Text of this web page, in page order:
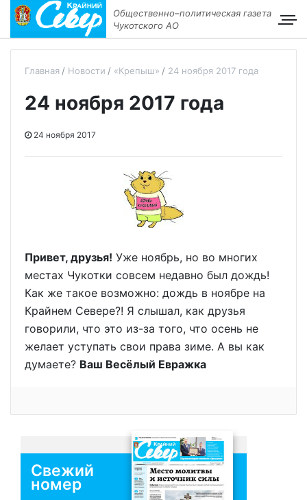
Общественно–политическая газета
Чукотского АО
Главная Новости «Крепыш» 24 ноября 2017 года
24 ноября 2017 года
24 ноября 2017
Привет, друзья! Уже ноябрь, но во многих
местах Чукотки совсем недавно был дождь!
Как же такое возможно: дождь в ноябре на
Крайнем Севере?! Я слышал, как друзья
говорили, что это из-за того, что осень не
желает уступать свои права зиме. А вы как
думаете? Ваш Весёлый Евражка
Свежий
номер